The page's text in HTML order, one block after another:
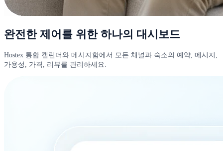
완전한 제어를 위한 하나의 대시보드
Hostex 통합 캘린더와 메시지함에서 모든 채널과 숙소의 예약, 메시지,
가용성, 가격, 리뷰를 관리하세요.